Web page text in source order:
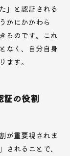
」と認証される
かにかかわら
るのです。これ
なく、自分自身
ます。
証の役割
が重要視されま
れることで、